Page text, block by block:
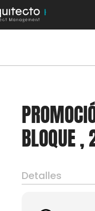
Detalles